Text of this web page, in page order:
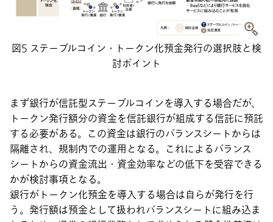
図5 ステーブルコイン・トークン化預金発行の選択肢と検
討ポイント
まず銀行が信託型ステーブルコインを導入する場合だが、
トークン発行額分の資金を信託銀行が組成する信託に預託
する必要がある。この資金は銀行のバランスシートからは
隔離され、規制内での運用となる。これによるバランス
シートからの資金流出・資金効率などの低下を受容できる
かが検討事項となる。
銀行がトークン化預金を導入する場合は自らが発行を行
う。発行額は預金として扱われバランスシートに組み込ま